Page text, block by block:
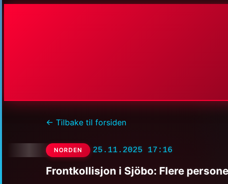
← Tilbake til forsiden
NORDEN 25.11.2025 17:16
Frontkollisjon i Sjöbo: Flere